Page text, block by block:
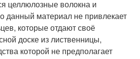
целлюлозные волокна и
данный материал не привлекает
которые отдают своё
доске из лиственницы,
которой не предполагает